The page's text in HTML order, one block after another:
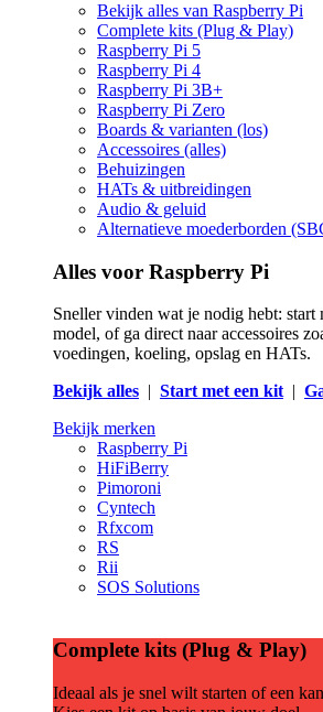
Bekijk alles van Raspberry Pi
Complete kits (Plug & Play)
Raspberry Pi 5
Raspberry Pi 4
Raspberry Pi 3B+
Raspberry Pi Zero
Boards & varianten (los)
Accessoires (alles)
Behuizingen
HATs & uitbreidingen
Audio & geluid
Alternatieve moederborden
Alles voor Raspberry Pi
Sneller vinden wat je nodig hebt: start
model, of ga direct naar accessoires
voedingen, koeling, opslag en HATs.
Bekijk alles | Start met een kit|
Bekijk merken
Raspberry Pi
HiFiBerry
Pimoroni
Cyntech
Rfxcom
RS
Rii
SOS Solutions
Complete kits (Plug & Play)
Ideaal als je snel wilt starten of een